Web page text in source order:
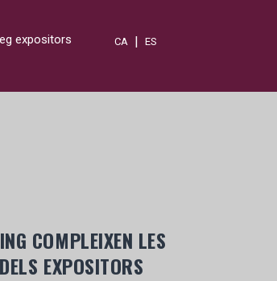
expositors CA |ES
COMPLEIXEN LES
EXPOSITORS